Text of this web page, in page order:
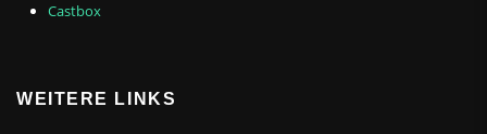
Castbox
WEITERE LINKS